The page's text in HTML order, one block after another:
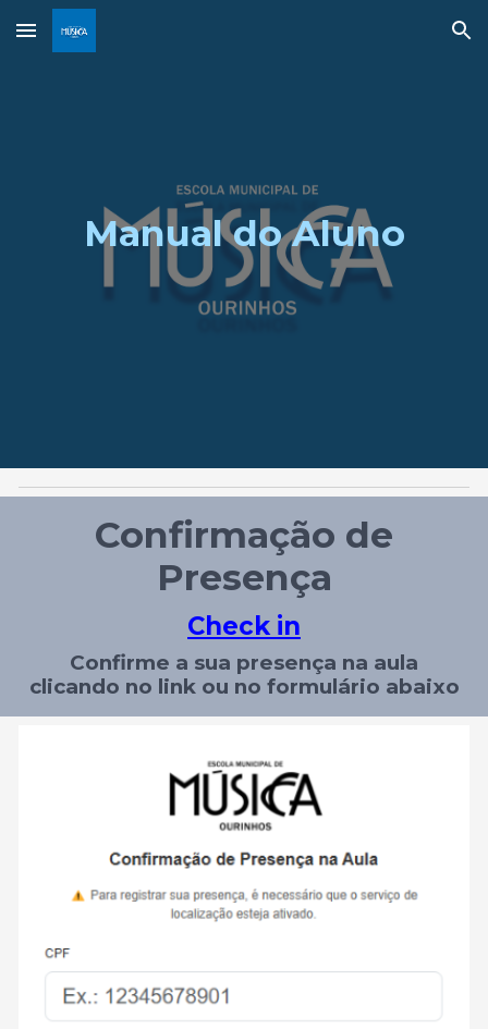
Skip to main content Skip to navigation
Manual do Aluno
Confirmação de
Presença
Check in
Confirme a sua presença na aula
clicando no link ou no formulário abaixo